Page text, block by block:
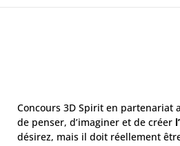
Concours 3D Spirit en partenariat
de penser, d’imaginer et de créer
désirez, mais il doit réellement